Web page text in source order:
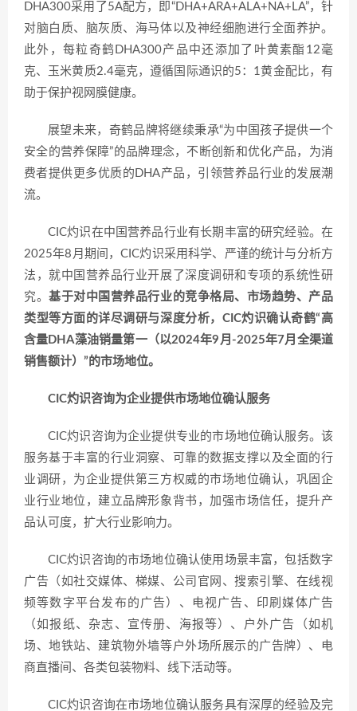
DHA300采用了5A配方，即“DHA+ARA+ALA+NA+LA”，针
对脑白质、脑灰质、海马体以及神经细胞进行全面养护。
此外，每粒奇鹤DHA300产品中还添加了叶黄素酯12毫
克、玉米黄质2.4毫克，遵循国际通识的5：1黄金配比，有
助于保护视网膜健康。
展望未来，奇鹤品牌将继续秉承“为中国孩子提供一个
安全的营养保障”的品牌理念，不断创新和优化产品，为消
费者提供更多优质的DHA产品，引领营养品行业的发展潮
流。
CIC灼识在中国营养品行业有长期丰富的研究经验。在
2025年8月期间，CIC灼识采用科学、严谨的统计与分析方
法，就中国营养品行业开展了深度调研和专项的系统性研
究。基于对中国营养品行业的竞争格局、市场趋势、产品
类型等方面的详尽调研与深度分析，CIC灼识确认奇鹤“高
含量DHA藻油销量第一（以2024年9月-2025年7月全渠道
销售额计）”的市场地位。
CIC灼识咨询为企业提供市场地位确认服务
CIC灼识咨询为企业提供专业的市场地位确认服务。该
服务基于丰富的行业洞察、可靠的数据支撑以及全面的行
业调研，为企业提供第三方权威的市场地位确认，巩固企
业行业地位，建立品牌形象背书，加强市场信任，提升产
品认可度，扩大行业影响力。
CIC灼识咨询的市场地位确认使用场景丰富，包括数字
广告（如社交媒体、梯媒、公司官网、搜索引擎、在线视
频等数字平台发布的广告）、电视广告、印刷媒体广告
（如报纸、杂志、宣传册、海报等）、户外广告（如机
场、地铁站、建筑物外墙等户外场所展示的广告牌）、电
商直播间、各类包装物料、线下活动等。
CIC灼识咨询在市场地位确认服务具有深厚的经验及完